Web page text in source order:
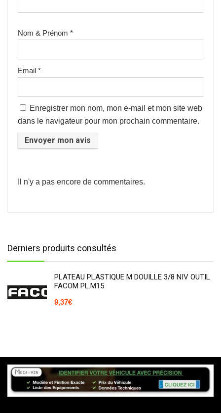
Nom & Prénom *
Email *
Enregistrer mon nom, mon e-mail et mon site web
dans le navigateur pour mon prochain commentaire.
Il n'y a pas encore de commentaires.
Derniers produits consultés
PLATEAU PLASTIQUE M DOUILLE 3/8 NIV OUTIL
FACOM PL.M15
9,37€